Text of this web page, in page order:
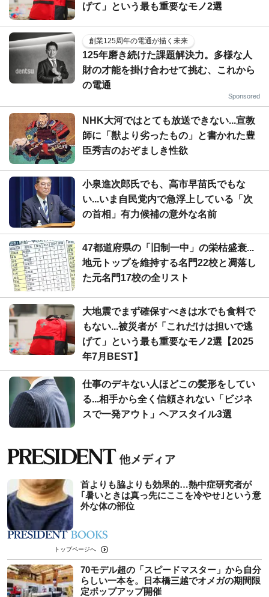
げて」という最も重要なモノ2選
創業125周年の電通が描く未来
125年磨き続けた課題解決力。多様な人
財の才能を掛け合わせて挑む、これから
の電通
Sponsored
NHK大河ではとても放送できない...宣教
師に「獣より劣ったもの」と書かれた豊
臣秀吉のおぞましき性欲
小泉進次郎氏でも、高市早苗氏でもな
い...いま自民党内で急浮上している「次
の首相」有力候補の意外な名前
47都道府県の「旧制一中」の栄枯盛衰...
地元トップを維持する名門22校と凋落し
た元名門17校の全リスト
大地震でまず確保すべきは水でも食料で
もない...被災者が「これだけは担いで逃
げて」という最も重要なモノ2選【2025
年7月BEST】
仕事のデキない人ほどこの髪形をしてい
る...相手から全く信頼されない「ビジネ
スで一発アウト」ヘアスタイル3選
首よりも脇よりも効果的…熱中症研究者が
｢暑いときは真っ先にここを冷やせ｣という意
外な体の部位
トップページへ
70モデル超の「スピードマスター」から自分
らしい一本を。日本橋三越でオメガの期間限
定ポップアップ開催